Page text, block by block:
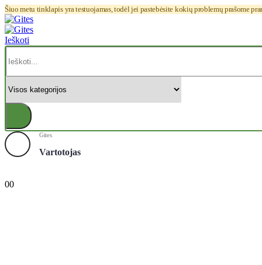
Šiuo metu tinklapis yra testuojamas, todėl jei pastebėsite kokių problemų prašome
Ieškoti
Gites
Vartotojas
00